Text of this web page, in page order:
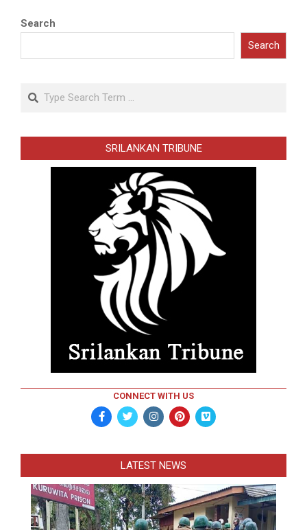
Search
Search
Search
SRILANKAN TRIBUNE
CONNECT WITH US
LATEST NEWS